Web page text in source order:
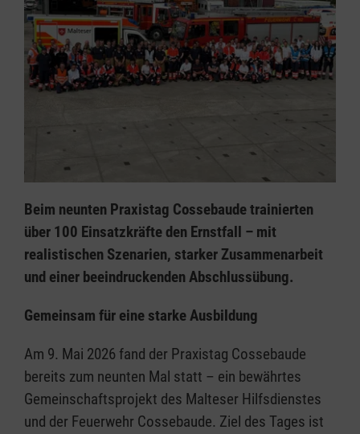
Beim neunten Praxistag Cossebaude trainierten
über 100 Einsatzkräfte den Ernstfall – mit
realistischen Szenarien, starker Zusammenarbeit
und einer beeindruckenden Abschlussübung.
Gemeinsam für eine starke Ausbildung
Am 9. Mai 2026 fand der Praxistag Cossebaude
bereits zum neunten Mal statt – ein bewährtes
Gemeinschaftsprojekt des Malteser Hilfsdienstes
und der Feuerwehr Cossebaude. Ziel des Tages ist